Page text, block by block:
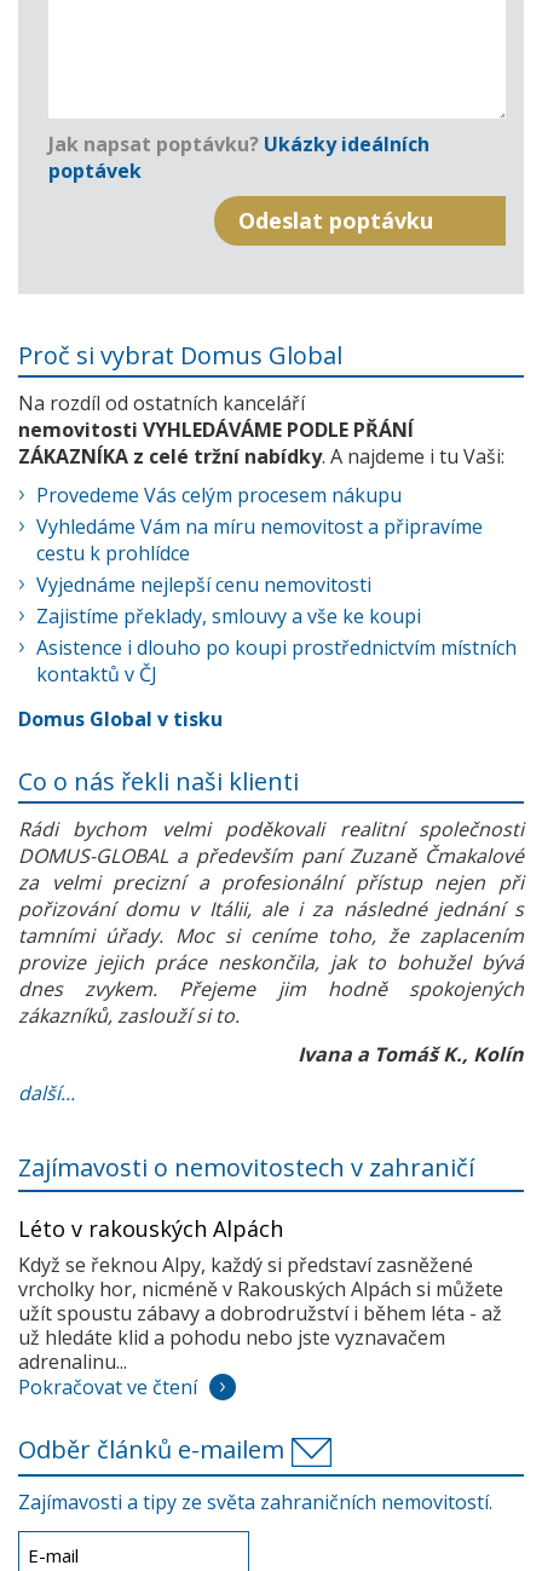
Jak napsat poptávku? Ukázky ideálních
poptávek
Proč si vybrat Domus Global
Na rozdíl od ostatních kanceláří
nemovitosti VYHLEDÁVÁME PODLE PŘÁNÍ
ZÁKAZNÍKA z celé tržní nabídky. A najdeme i tu Vaši:
Provedeme Vás celým procesem nákupu
Vyhledáme Vám na míru nemovitost a připravíme
cestu k prohlídce
Vyjednáme nejlepší cenu nemovitosti
Zajistíme překlady, smlouvy a vše ke koupi
Asistence i dlouho po koupi prostřednictvím místních
kontaktů v ČJ
Domus Global v tisku
Co o nás řekli naši klienti
Rádi bychom velmi poděkovali realitní společnosti
DOMUS-GLOBAL a především paní Zuzaně Čmakalové
za velmi precizní a profesionální přístup nejen při
pořizování domu v Itálii, ale i za následné jednání s
tamními úřady. Moc si ceníme toho, že zaplacením
provize jejich práce neskončila, jak to bohužel bývá
dnes zvykem. Přejeme jim hodně spokojených
zákazníků, zaslouží si to.
Ivana a Tomáš K., Kolín
další...
Zajímavosti o nemovitostech v zahraničí
Léto v rakouských Alpách
Když se řeknou Alpy, každý si představí zasněžené
vrcholky hor, nicméně v Rakouských Alpách si můžete
užít spoustu zábavy a dobrodružství i během léta - až
už hledáte klid a pohodu nebo jste vyznavačem
adrenalinu...
Pokračovat ve čtení
Odběr článků e-mailem
Zajímavosti a tipy ze světa zahraničních nemovitostí.